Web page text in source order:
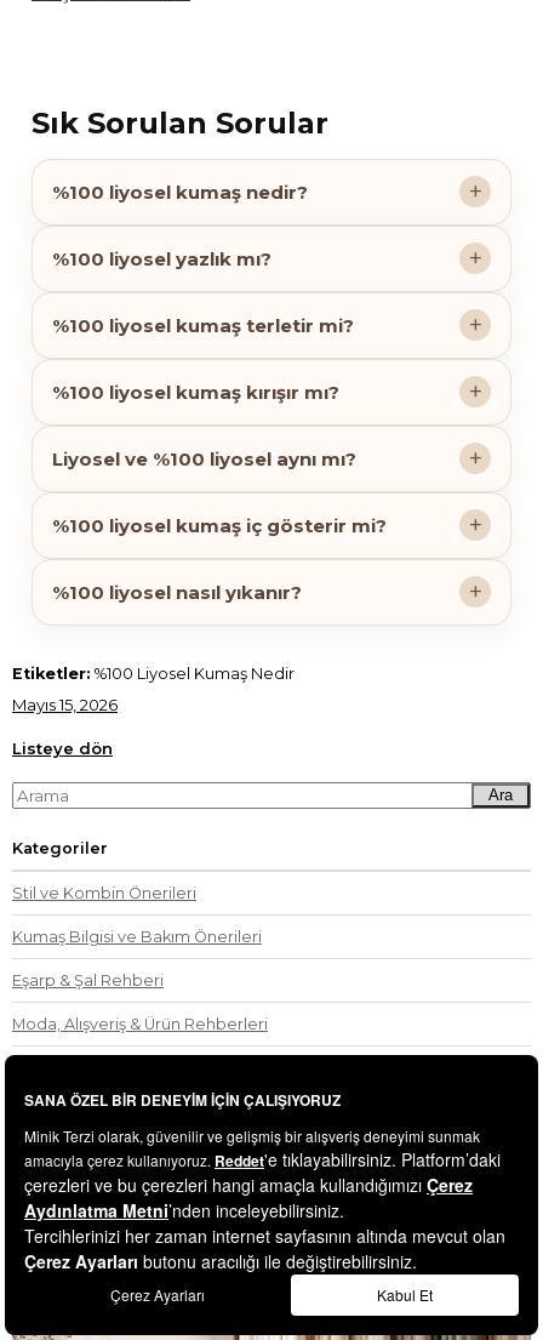
Sık Sorulan Sorular
%100 liyosel kumaş nedir?
%100 liyosel yazlık mı?
%100 liyosel kumaş terletir mi?
%100 liyosel kumaş kırışır mı?
Liyosel ve %100 liyosel aynı mı?
%100 liyosel kumaş iç gösterir mi?
%100 liyosel nasıl yıkanır?
Etiketler: %100 Liyosel Kumaş Nedir
Mayıs 15, 2026
Listeye dön
Ara
Kategoriler
Stil ve Kombin Önerileri
Kumaş Bilgisi ve Bakım Önerileri
Eşarp & Şal Rehberi
Moda, Alışveriş & Ürün Rehberleri
Kendini Moda ile İfade Etme Sanatı
Çocuk Giyim Rehberi
Son Blog Yazıları